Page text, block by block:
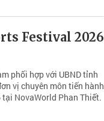
Festival 2026
phối hợp với UBND tỉnh
vị chuyên môn tiến hành
NovaWorld Phan Thiết.